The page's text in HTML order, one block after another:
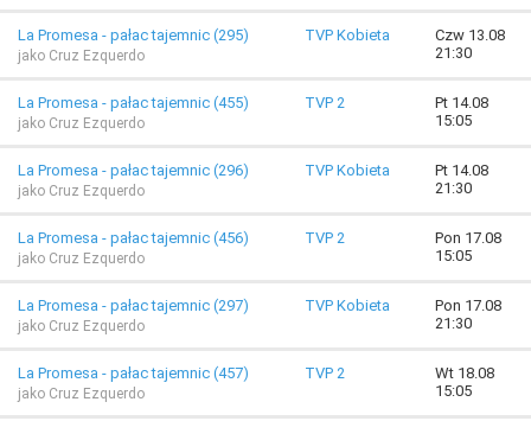
La Promesa - pałac tajemnic (295)
jako Cruz Ezquerdo
TVP Kobieta
Czw 13.08
21:30
La Promesa - pałac tajemnic (455)
jako Cruz Ezquerdo
TVP 2
Pt 14.08
15:05
La Promesa - pałac tajemnic (296)
jako Cruz Ezquerdo
TVP Kobieta
Pt 14.08
21:30
La Promesa - pałac tajemnic (456)
jako Cruz Ezquerdo
TVP 2
Pon 17.08
15:05
La Promesa - pałac tajemnic (297)
jako Cruz Ezquerdo
TVP Kobieta
Pon 17.08
21:30
La Promesa - pałac tajemnic (457)
jako Cruz Ezquerdo
TVP 2
Wt 18.08
15:05